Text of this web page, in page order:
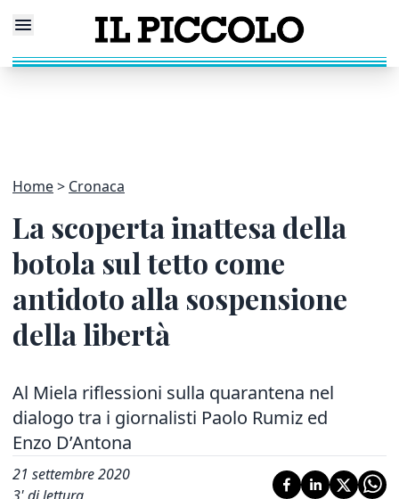
Home Cronaca
La scoperta inattesa della
botola sul tetto come
antidoto alla sospensione
della libertà
Al Miela riflessioni sulla quarantena nel
dialogo tra i giornalisti Paolo Rumiz ed
Enzo D’Antona
21 settembre 2020